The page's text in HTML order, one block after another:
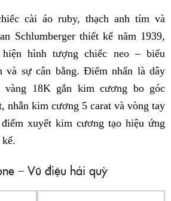
cài áo ruby, thạch anh tím và
Schlumberger thiết kế năm 1939,
hình tượng chiếc neo – biểu
và sự cân bằng. Điểm nhấn là dây
vàng 18K gắn kim cương bo góc
nhẫn kim cương 5 carat và vòng tay
xuyết kim cương tạo hiệu ứng
– Vũ điệu hải quỳ